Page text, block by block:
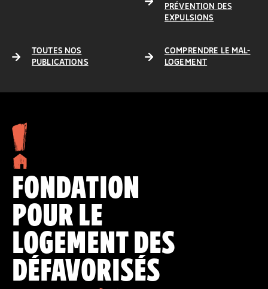
PRÉVENTION DES
EXPULSIONS
TOUTES NOS
PUBLICATIONS
COMPRENDRE LE MAL-
LOGEMENT
FONDATION
POUR LE
LOGEMENT DES
DÉFAVORISÉS